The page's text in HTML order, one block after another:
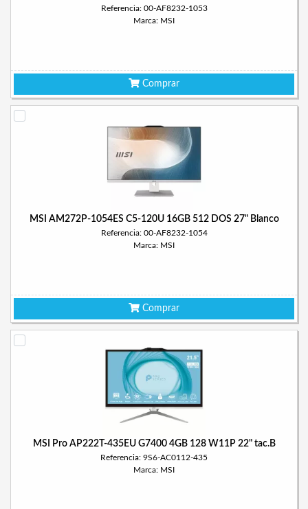
Referencia: 00-AF8232-1053
Marca: MSI
Comprar
MSI AM272P-1054ES C5-120U 16GB 512 DOS 27" Blanco
Referencia: 00-AF8232-1054
Marca: MSI
Comprar
MSI Pro AP222T-435EU G7400 4GB 128 W11P 22" tac.B
Referencia: 9S6-AC0112-435
Marca: MSI